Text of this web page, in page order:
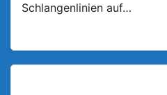
Schlangenlinien auf…